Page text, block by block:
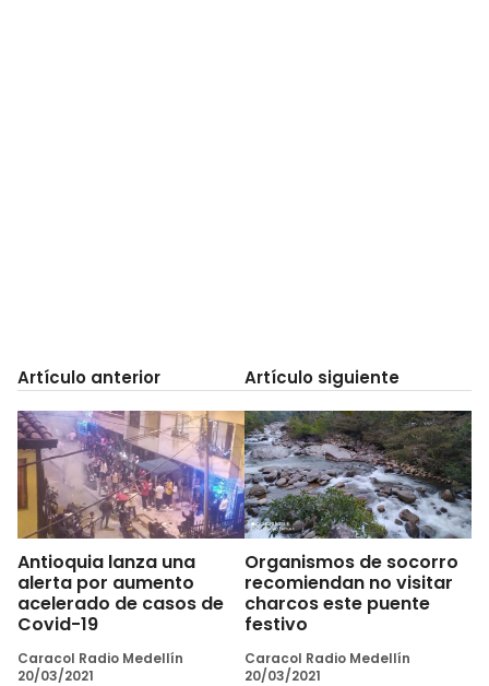
Artículo anterior
Antioquia lanza una
alerta por aumento
acelerado de casos de
Covid-19
Caracol Radio Medellín
20/03/2021
Artículo siguiente
Organismos de socorro
recomiendan no visitar
charcos este puente
festivo
Caracol Radio Medellín
20/03/2021